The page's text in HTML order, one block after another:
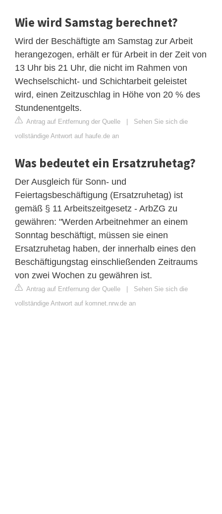
Wie wird Samstag berechnet?
Wird der Beschäftigte am Samstag zur Arbeit
herangezogen, erhält er für Arbeit in der Zeit von
13 Uhr bis 21 Uhr, die nicht im Rahmen von
Wechselschicht- und Schichtarbeit geleistet
wird, einen Zeitzuschlag in Höhe von 20 % des
Stundenentgelts.
Antrag auf Entfernung der Quelle | Sehen Sie sich die
vollständige Antwort auf haufe.de an
Was bedeutet ein Ersatzruhetag?
Der Ausgleich für Sonn- und
Feiertagsbeschäftigung (Ersatzruhetag) ist
gemäß § 11 Arbeitszeitgesetz - ArbZG zu
gewähren: "Werden Arbeitnehmer an einem
Sonntag beschäftigt, müssen sie einen
Ersatzruhetag haben, der innerhalb eines den
Beschäftigungstag einschließenden Zeitraums
von zwei Wochen zu gewähren ist.
Antrag auf Entfernung der Quelle | Sehen Sie sich die
vollständige Antwort auf komnet.nrw.de an